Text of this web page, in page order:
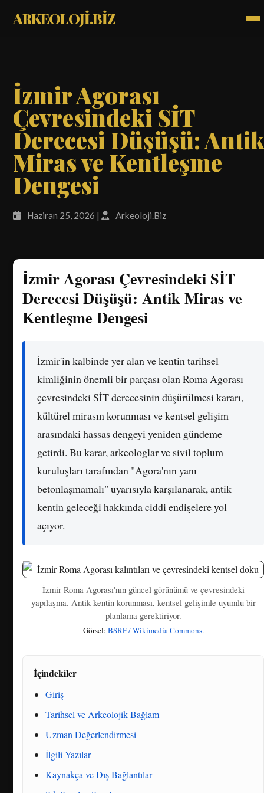
ARKEOLOJİ.BİZ
İzmir Agorası
Çevresindeki SİT
Derecesi Düşüşü:
Miras ve Kentleşme
Dengesi
Haziran 25, 2026 | Arkeoloji.Biz
İzmir Agorası Çevresindeki SİT
Derecesi Düşüşü: Antik Miras ve
Kentleşme Dengesi
İzmir'in kalbinde yer alan ve kentin tarihsel
kimliğinin önemli bir parçası olan Roma Agorası
çevresindeki SİT derecesinin düşürülmesi kararı,
kültürel mirasın korunması ve kentsel gelişim
arasındaki hassas dengeyi yeniden gündeme
getirdi. Bu karar, arkeologlar ve sivil toplum
kuruluşları tarafından "Agora'nın yanı
betonlaşmamalı" uyarısıyla karşılanarak, antik
kentin geleceği hakkında ciddi endişelere yol
açıyor.
İzmir Roma Agorası'nın güncel görünümü ve çevresindeki
yapılaşma. Antik kentin korunması, kentsel gelişimle uyumlu bir
planlama gerektiriyor.
Görsel: BSRF / Wikimedia Commons.
İçindekiler
Giriş
Tarihsel ve Arkeolojik Bağlam
Uzman Değerlendirmesi
İlgili Yazılar
Kaynakça ve Dış Bağlantılar